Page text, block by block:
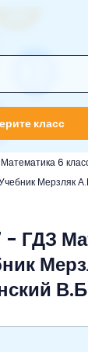
класс
Математика 6
Мерзляк
Русский
ГДЗ